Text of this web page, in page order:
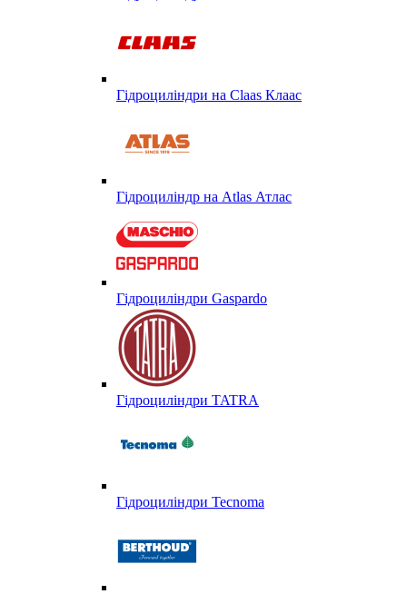
Гідроциліндри на Claas Клаас
Гідроциліндр на Atlas Атлас
Гідроциліндри Gaspardo
Гідроциліндри TATRA
Гідроциліндри Tecnoma